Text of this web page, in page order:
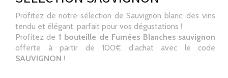
Profitez de notre sélection de Sauvignon blanc, des vins
tendu et élégant, parfait pour vos dégustations !
Profitez de 1 bouteille de Fumées Blanches sauvignon
offerte à partir de 100€ d'achat avec le code
SAUVIGNON !